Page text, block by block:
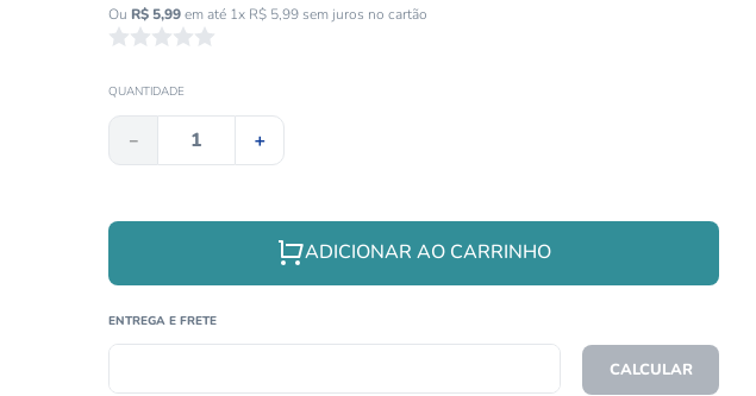
Ou R$ 5,99em até 1x R$ 5,99sem juros no cartão
☆☆☆☆☆
QUANTIDADE
＋
－
ADICIONAR AO CARRINHO
O FRETE